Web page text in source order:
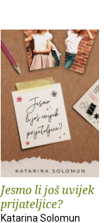
Jesmo li još uvijek
prijateljice?
Katarina Solomun